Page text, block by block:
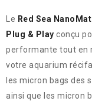
Le Red Sea NanoMat
Plug & Play conçu
performante tout en
votre aquarium
les micron bags des
ainsi que les micron